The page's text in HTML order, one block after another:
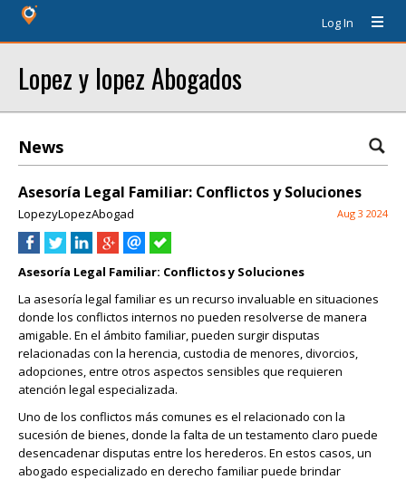
Log In
Lopez y lopez Abogados
News
Asesoría Legal Familiar: Conflictos y Soluciones
LopezyLopezAbogad Aug 3 2024
Asesoría Legal Familiar: Conflictos y Soluciones
La asesoría legal familiar es un recurso invaluable en situaciones
donde los conflictos internos no pueden resolverse de manera
amigable. En el ámbito familiar, pueden surgir disputas
relacionadas con la herencia, custodia de menores, divorcios,
adopciones, entre otros aspectos sensibles que requieren
atención legal especializada.
Uno de los conflictos más comunes es el relacionado con la
sucesión de bienes, donde la falta de un testamento claro puede
desencadenar disputas entre los herederos. En estos casos, un
abogado especializado en derecho familiar puede brindar